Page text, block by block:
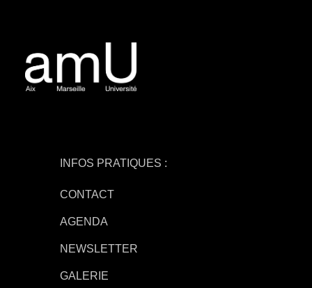
INFOS PRATIQUES :
CONTACT
AGENDA
NEWSLETTER
GALERIE